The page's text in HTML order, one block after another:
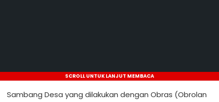
SCROLL UNTUK LANJUT MEMBACA
Sambang Desa yang dilakukan dengan Obras (Obrolan